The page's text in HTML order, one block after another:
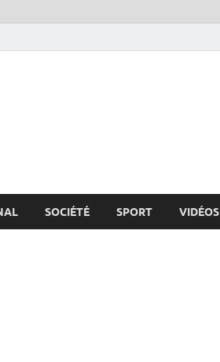
SOCIÉTÉ SPORT VIDÉOS